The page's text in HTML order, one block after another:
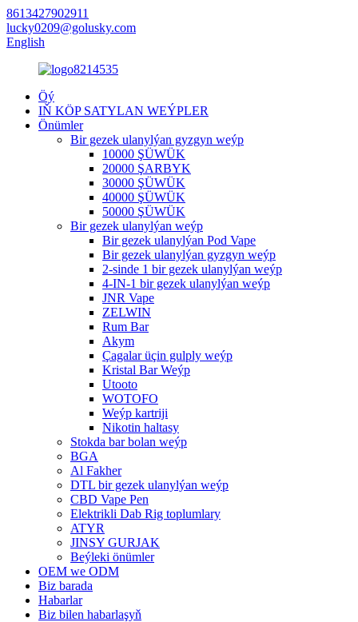
8613427902911
lucky0209@golusky.com
English
Öý
IŇ KÖP SATYLAN WEÝPLER
Önümler
Bir gezek ulanylýan gyzgyn weýp
10000 ŞÜWÜK
20000 ŞARBYK
30000 ŞÜWÜK
40000 ŞÜWÜK
50000 ŞÜWÜK
Bir gezek ulanylýan weýp
Bir gezek ulanylýan Pod Vape
Bir gezek ulanylýan gyzgyn weýp
2-sinde 1 bir gezek ulanylýan weýp
4-IN-1 bir gezek ulanylýan weýp
JNR Vape
ZELWIN
Rum Bar
Akym
Çagalar üçin gulply weýp
Kristal Bar Weýp
Utooto
WOTOFO
Weýp kartriji
Nikotin haltasy
Stokda bar bolan weýp
BGA
Al Fakher
DTL bir gezek ulanylýan weýp
CBD Vape Pen
Elektrikli Dab Rig toplumlary
ATYR
JINSY GURJAK
Beýleki önümler
OEM we ODM
Biz barada
Habarlar
Biz bilen habarlaşyň